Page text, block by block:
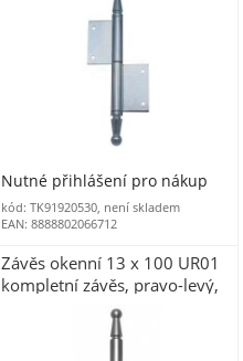
Nutné přihlášení pro nákup
kód: TK91920530, není skladem
EAN: 8888802066712
Závěs okenní 13 x 100 UR01
kompletní závěs, pravo-levý,